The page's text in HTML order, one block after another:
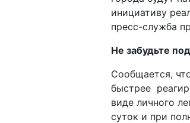
инициативу
пресс-служба
Не забудьте
Сообщается,
быстрее
виде личного
суток и при